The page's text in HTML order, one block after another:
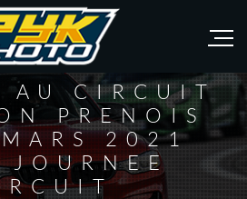
AU CIRCUIT
PRENOIS
2021
JOURNEE